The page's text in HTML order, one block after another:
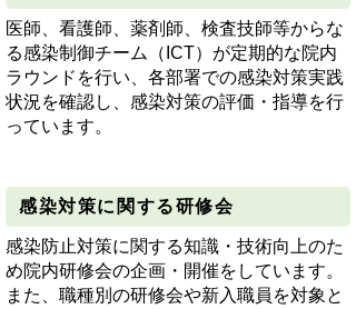
医師、看護師、薬剤師、検査技師等からな
る感染制御チーム（ ICT）が定期的な院内
ラウンドを行い、各部署での感染対策実践
状況を確認し、感染対策の評価・指導を行
っています。
感染対策に関する研修会
感染防止対策に関する知識・技術向上のた
め院内研修会の企画・開催をしています。
また、職種別の研修会や新入職員を対象と